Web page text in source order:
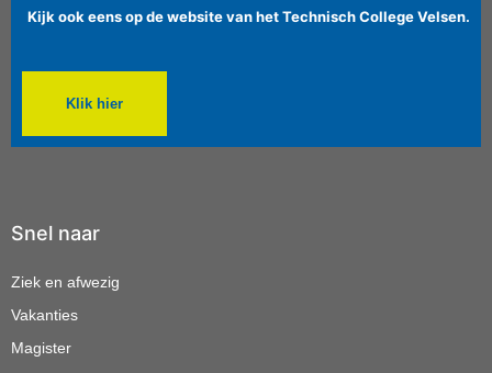
Kijk ook eens op de website van het Technisch College Velsen.
Klik hier
Snel naar
Ziek en afwezig
Vakanties
Magister